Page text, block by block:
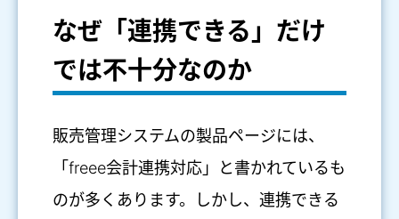
なぜ「連携できる」だけ
では不十分なのか
販売管理システムの製品ページには、
「freee会計連携対応」と書かれているも
のが多くあります。しかし、連携できる